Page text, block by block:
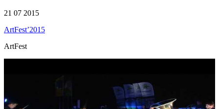
21 07 2015
ArtFest’2015
ArtFest